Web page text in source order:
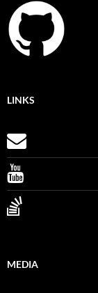
LINKS
MEDIA